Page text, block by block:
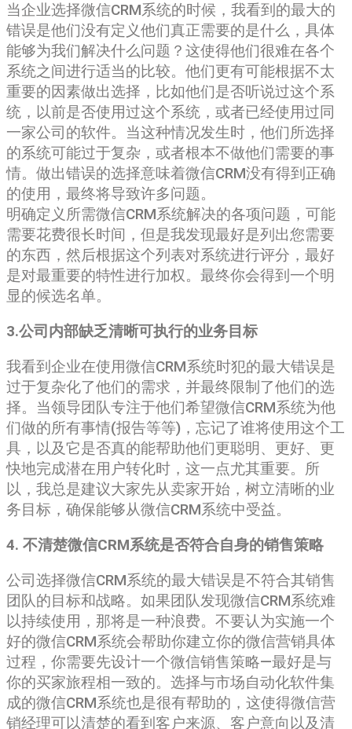
当企业选择微信CRM系统的时候，我看到的最大的
错误是他们没有定义他们真正需要的是什么，具体
能够为我们解决什么问题？这使得他们很难在各个
系统之间进行适当的比较。他们更有可能根据不太
重要的因素做出选择，比如他们是否听说过这个系
统，以前是否使用过这个系统，或者已经使用过同
一家公司的软件。当这种情况发生时，他们所选择
的系统可能过于复杂，或者根本不做他们需要的事
情。做出错误的选择意味着微信CRM没有得到正确
的使用，最终将导致许多问题。
明确定义所需微信CRM系统解决的各项问题，可能
需要花费很长时间，但是我发现最好是列出您需要
的东西，然后根据这个列表对系统进行评分，最好
是对最重要的特性进行加权。最终你会得到一个明
显的候选名单。
3.公司内部缺乏清晰可执行的业务目标
我看到企业在使用微信CRM系统时犯的最大错误是
过于复杂化了他们的需求，并最终限制了他们的选
择。当领导团队专注于他们希望微信CRM系统为他
们做的所有事情(报告等等)，忘记了谁将使用这个工
具，以及它是否真的能帮助他们更聪明、更好、更
快地完成潜在用户转化时，这一点尤其重要。所
以，我总是建议大家先从卖家开始，树立清晰的业
务目标，确保能够从微信CRM系统中受益。
4. 不清楚微信CRM系统是否符合自身的销售策略
公司选择微信CRM系统的最大错误是不符合其销售
团队的目标和战略。如果团队发现微信CRM系统难
以持续使用，那将是一种浪费。不要认为实施一个
好的微信CRM系统会帮助你建立你的微信营销具体
过程，你需要先设计一个微信销售策略—最好是与
你的买家旅程相一致的。选择与市场自动化软件集
成的微信CRM系统也是很有帮助的，这使得微信营
销经理可以清楚的看到客户来源、客户意向以及清